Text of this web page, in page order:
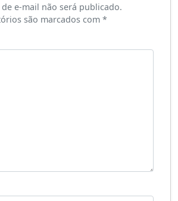
e-mail não será publicado.
são marcados com *